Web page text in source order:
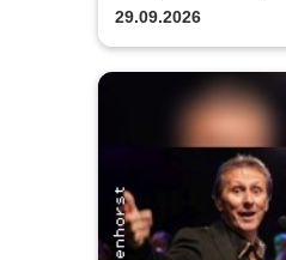
Klavierkonzert -
Einaudi Tribute
Kerzenschein
29.09.2026